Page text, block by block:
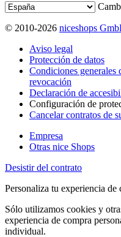
© 2010-2026 niceshops
Aviso legal
Protección de datos
Condiciones generales
revocación
Declaración de
Configuración de
Cancelar contratos de
Empresa
Otras nice Shops
Desistir del contrato
Personaliza tu experiencia de
Sólo utilizamos cookies y
experiencia de compra
individual.